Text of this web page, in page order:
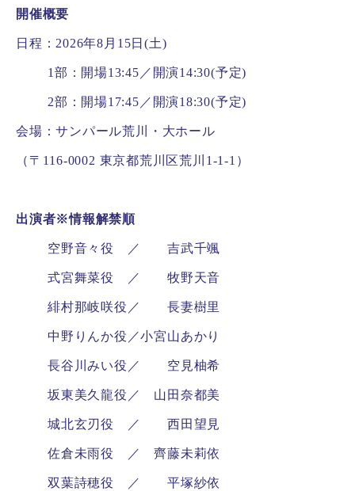
開催概要
日程：2026年8月15日(土)
1部：開場13:45／開演14:30(予定)
2部：開場17:45／開演18:30(予定)
会場：サンパール荒川・大ホール
（〒116-0002 東京都荒川区荒川1-1-1）
出演者※情報解禁順
空野音々役 ／ 吉武千颯
式宮舞菜役 ／ 牧野天音
緋村那岐咲役／ 長妻樹里
中野りんか役／小宮山あかり
長谷川みい役／ 空見柚希
坂東美久龍役／ 山田奈都美
城北玄刃役 ／ 西田望見
佐倉未雨役 ／ 齊藤未莉依
双葉詩穂役 ／ 平塚紗依